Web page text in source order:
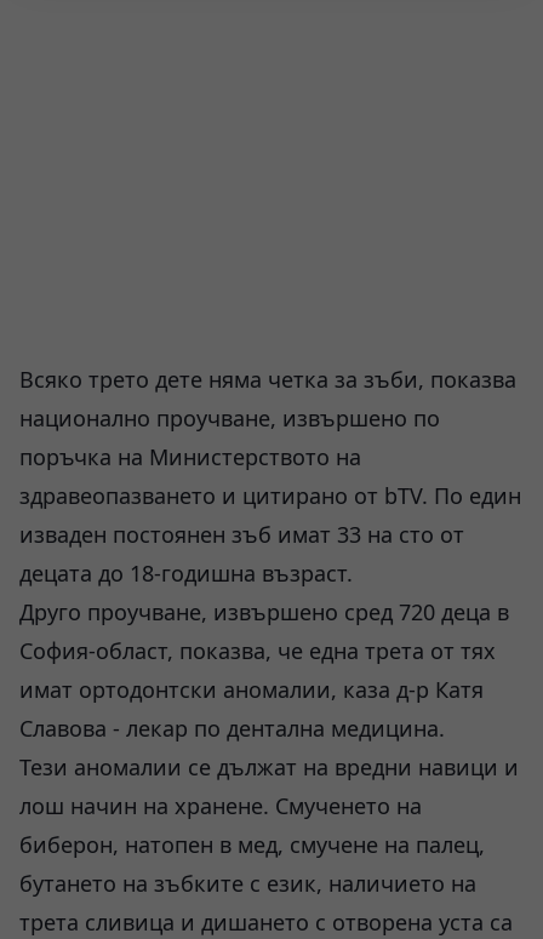
Всяко трето дете няма четка за зъби, показва
национално проучване, извършено по
поръчка на Министерството на
здравеопазването и цитирано от bTV. По един
изваден постоянен зъб имат 33 на сто от
децата до 18-годишна възраст.
Друго проучване, извършено сред 720 деца в
София-област, показва, че една трета от тях
имат ортодонтски аномалии, каза д-р Катя
Славова - лекар по дентална медицина.
Тези аномалии се дължат на вредни навици и
лош начин на хранене. Смученето на
биберон, натопен в мед, смучене на палец,
бутането на зъбките с език, наличието на
трета сливица и дишането с отворена уста са